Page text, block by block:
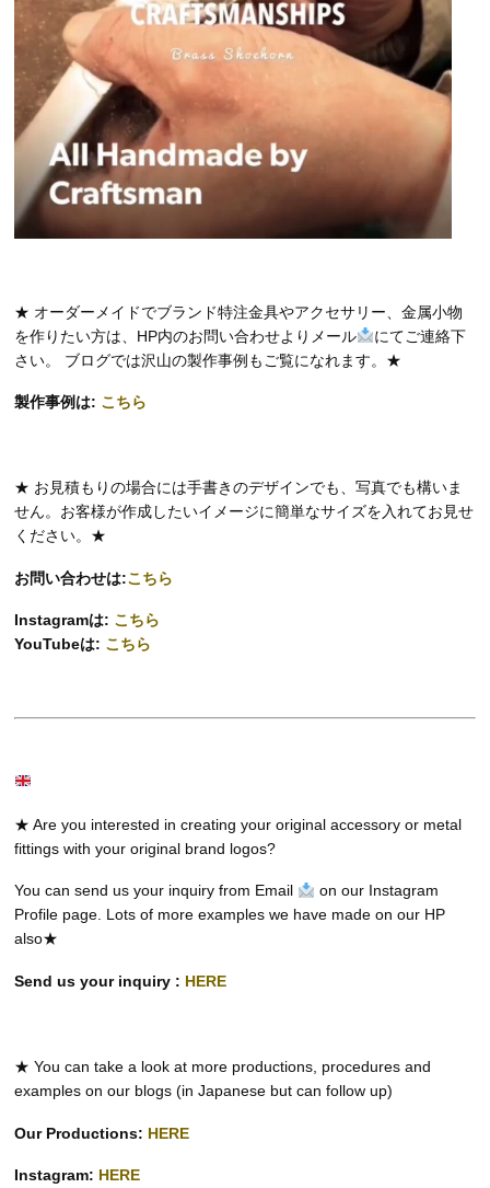
★ オーダーメイドでブランド特注金具やアクセサリー、金属小物
を作りたい方は、HP内のお問い合わせよりメール
にてご連絡下
さい。 ブログでは沢山の製作事例もご覧になれます。★
製作事例は: こちら
★ お見積もりの場合には手書きのデザインでも、写真でも構いま
せん。お客様が作成したいイメージに簡単なサイズを入れてお見せ
ください。★
お問い合わせは:こちら
Instagramは: こちら
YouTubeは: こちら
★ Are you interested in creating your original accessory or metal
fittings with your original brand logos?
You can send us your inquiry from Email
on our Instagram
Profile page. Lots of more examples we have made on our HP
also★
Send us your inquiry : HERE
★ You can take a look at more productions, procedures and
examples on our blogs (in Japanese but can follow up)
Our Productions: HERE
Instagram: HERE